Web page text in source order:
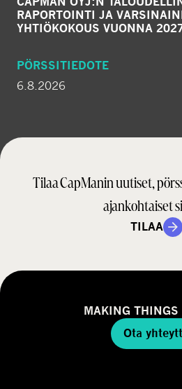
RAPORTOINTI JA
YHTIÖKOKOUS VUONNA
PÖRSSITIEDOTE
6.8.2026
Tilaa CapManin uutiset,
ajankohtaiset
TILAA
MAKING THINGS
Ota